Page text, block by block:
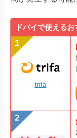
ドバイで使える
trifa